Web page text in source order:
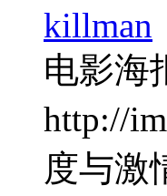
killman
电影海
http://
度与激